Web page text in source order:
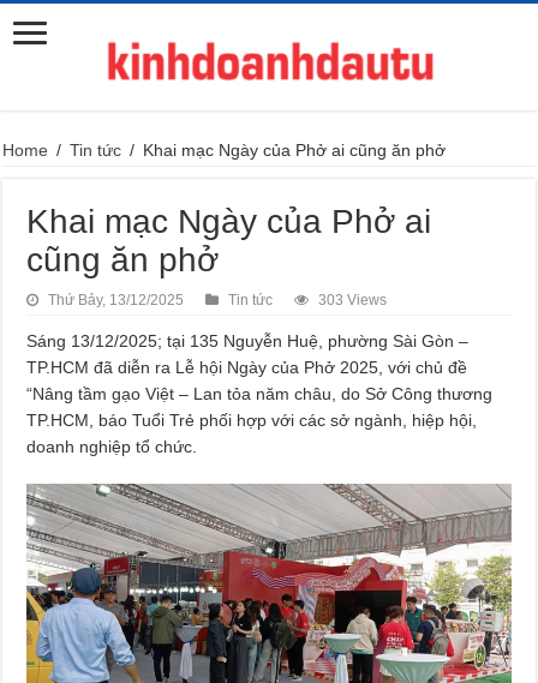
Home / Tin tức / Khai mạc Ngày của Phở ai cũng ăn phở
Khai mạc Ngày của Phở ai
cũng ăn phở
Thứ Bảy, 13/12/2025 Tin tức 303 Views
Sáng 13/12/2025; tại 135 Nguyễn Huệ, phường Sài Gòn –
TP.HCM đã diễn ra Lễ hội Ngày của Phở 2025, với chủ đề
“Nâng tầm gạo Việt – Lan tỏa năm châu, do Sở Công thương
TP.HCM, báo Tuổi Trẻ phối hợp với các sở ngành, hiệp hội,
doanh nghiệp tổ chức.